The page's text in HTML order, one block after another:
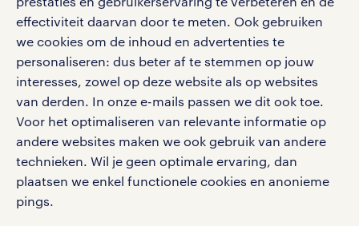
effectiviteit daarvan door te meten. Ook gebruiken
we cookies om de inhoud en advertenties te
personaliseren: dus beter af te stemmen op jouw
interesses, zowel op deze website als op websites
van derden. In onze e-mails passen we dit ook toe.
Voor het optimaliseren van relevante informatie op
andere websites maken we ook gebruik van andere
technieken. Wil je geen optimale ervaring, dan
plaatsen we enkel functionele cookies en anonieme
pings.
Volg ons voor de leukste content omtrent
vacatures, solliciteren en inspiratie.
werken bij randstad
gebruikersvoorwaarden
privacystatement
cookies